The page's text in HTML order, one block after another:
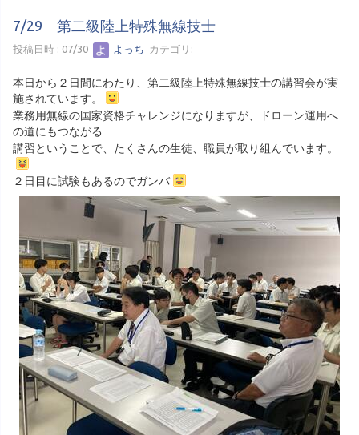
7/29 第二級陸上特殊無線技士
投稿日時 : 07/30 よっち カテゴリ:
本日から２日間にわたり、第二級陸上特殊無線技士の講習会が実
施されています。
業務用無線の国家資格チャレンジになりますが、ドローン運用へ
の道にもつながる
講習ということで、たくさんの生徒、職員が取り組んでいます。
２日目に試験もあるのでガンバ